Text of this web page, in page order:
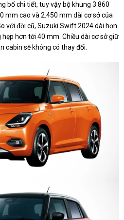
bố chi tiết, tuy vậy bộ khung 3.860
mm cao và 2.450 mm dài cơ sở của
với đời cũ, Suzuki Swift 2024 dài hơn
hơn tới 40 mm. Chiều dài cơ sở giữ
cabin sẽ không có thay đổi.